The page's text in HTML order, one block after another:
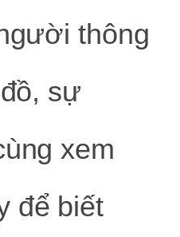
thông
sự
xem
để biết